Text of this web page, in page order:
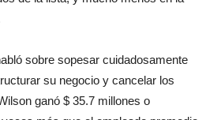
sobre sopesar cuidadosamente
su negocio y cancelar los
ganó $ 35.7 millones o